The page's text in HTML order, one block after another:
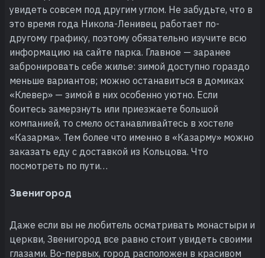
увидеть совсем под другим углом. Не забудьте, что в
это время года Никола-Ленивец работает по-
другому графику, поэтому обязательно изучите всю
информацию на сайте парка. Главное — заранее
забронировать себе жилье: зимой доступно гораздо
меньше вариантов; можно останавиться в домиках
«Клевер» — зимой в них особенно уютно. Если
боитесь замерзнуть или приезжаете большой
компанией, то смело останавливайтесь в хостеле
«Казарма». Тем более что именно в «Казарму» можно
заказать еду с доставкой из Кольцова. Что
посмотреть по пути…
Звенигород
Даже если вы не любитель осматривать монастыри и
церкви, Звенигород все равно стоит увидеть своими
глазами. Во-первых, город расположен в красивом